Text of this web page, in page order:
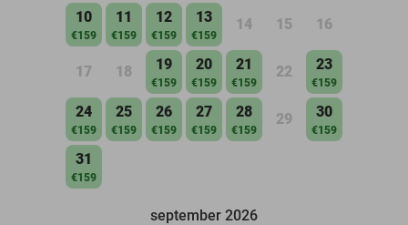
10
€159
11
€159
12
€159
13
€159
14 15 16
17 18 19
€159
20
€159
21
€159
22 23
€159
24
€159
25
€159
26
€159
27
€159
28
€159
29 30
€159
31
€159
september 2026